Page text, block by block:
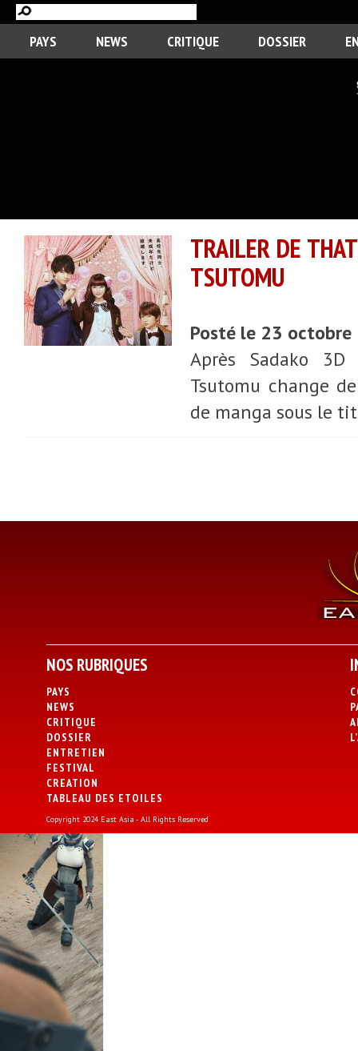
PAYS NEWS CRITIQUE DOSSIER
TRAILER DE
TSUTOMU
Posté le 23
Après Sadako
Tsutomu change
de manga sous le
NOS RUBRIQUES
PAYS
NEWS
CRITIQUE
DOSSIER
ENTRETIEN
FESTIVAL
CREATION
TABLEAU DES ETOILES
Copyright 2024 East Asia - All Rights Reserved